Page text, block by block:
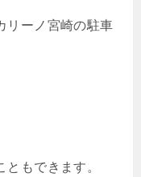
リーノ宮崎の駐車
もできます。